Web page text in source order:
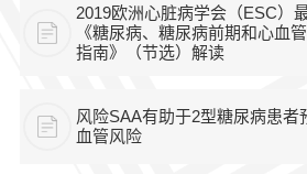
2019欧洲心脏病学会（ESC）
《糖尿病、糖尿病前期和心血
指南》（节选）解读
风险SAA有助于2型糖尿病患者
血管风险